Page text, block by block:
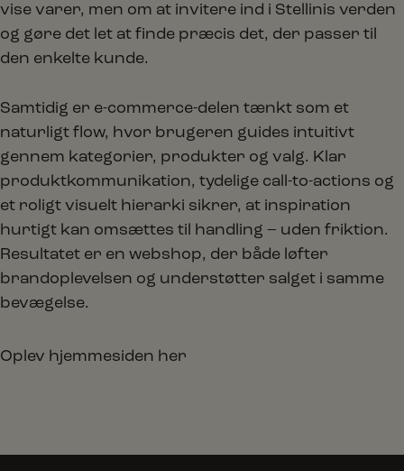
vise varer, men om at invitere ind i Stellinis verden
og gøre det let at finde præcis det, der passer til
den enkelte kunde.
Samtidig er e-commerce-delen tænkt som et
naturligt flow, hvor brugeren guides intuitivt
gennem kategorier, produkter og valg. Klar
produktkommunikation, tydelige call-to-actions og
et roligt visuelt hierarki sikrer, at inspiration
hurtigt kan omsættes til handling – uden friktion.
Resultatet er en webshop, der både løfter
brandoplevelsen og understøtter salget i samme
bevægelse.
Oplev hjemmesiden her